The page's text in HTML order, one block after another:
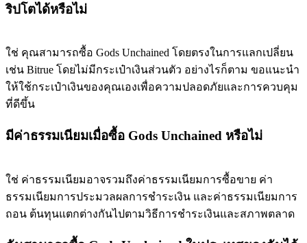
ริปโตได้หรือไม่
ใช่ คุณสามารถซื้อ Gods Unchained โดยตรงในการแลกเปลี่ยน
เช่น Bitrue โดยไม่มีกระเป๋าเงินส่วนตัว อย่างไรก็ตาม ขอแนะนำ
ให้ใช้กระเป๋าเงินของคุณเองเพื่อความปลอดภัยและการควบคุม
ที่ดีขึ้น
มีค่าธรรมเนียมเมื่อซื้อ Gods Unchained หรือไม่
ใช่ ค่าธรรมเนียมอาจรวมถึงค่าธรรมเนียมการซื้อขาย ค่า
ธรรมเนียมการประมวลผลการชำระเงิน และค่าธรรมเนียมการ
ถอน ต้นทุนแตกต่างกันไปตามวิธีการชำระเงินและสภาพตลาด